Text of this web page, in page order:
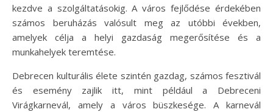
kezdve a szolgáltatásokig. A város fejlődése érdekében
számos beruházás valósult meg az utóbbi években,
amelyek célja a helyi gazdaság megerősítése és a
munkahelyek teremtése.
Debrecen kulturális élete szintén gazdag, számos fesztivál
és esemény zajlik itt, mint például a Debreceni
Virágkarnevál, amely a város büszkesége. A karnevál